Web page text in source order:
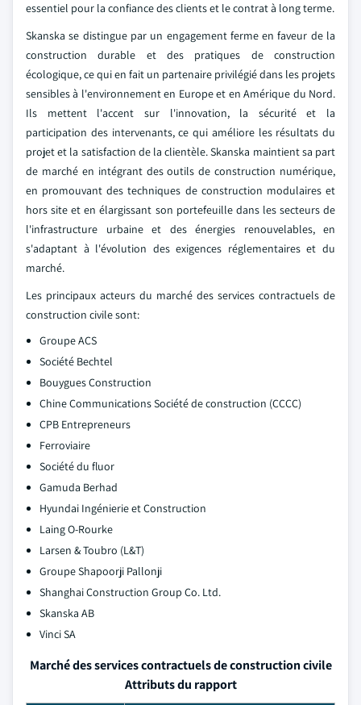
essentiel pour la confiance des clients et le contrat à long terme.
Skanska se distingue par un engagement ferme en faveur de la
construction durable et des pratiques de construction
écologique, ce qui en fait un partenaire privilégié dans les projets
sensibles à l'environnement en Europe et en Amérique du Nord.
Ils mettent l'accent sur l'innovation, la sécurité et la
participation des intervenants, ce qui améliore les résultats du
projet et la satisfaction de la clientèle. Skanska maintient sa part
de marché en intégrant des outils de construction numérique,
en promouvant des techniques de construction modulaires et
hors site et en élargissant son portefeuille dans les secteurs de
l'infrastructure urbaine et des énergies renouvelables, en
s'adaptant à l'évolution des exigences réglementaires et du
marché.
Les principaux acteurs du marché des services contractuels de
construction civile sont:
Groupe ACS
Société Bechtel
Bouygues Construction
Chine Communications Société de construction (CCCC)
CPB Entrepreneurs
Ferroviaire
Société du fluor
Gamuda Berhad
Hyundai Ingénierie et Construction
Laing O-Rourke
Larsen & Toubro (L&T)
Groupe Shapoorji Pallonji
Shanghai Construction Group Co. Ltd.
Skanska AB
Vinci SA
Marché des services contractuels de construction civile
Attributs du rapport